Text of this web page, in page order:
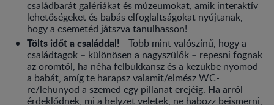
családbarát galériákat és múzeumokat, amik interaktív
lehetőségeket és babás elfoglaltságokat nyújtanak,
hogy a csemetéd játszva tanulhasson!
Tölts időt a családdal! - Több mint valószínű, hogy a
családtagok – különösen a nagyszülők – repesni fognak
az örömtől, ha néha felbukkansz és a kezükbe nyomod
a babát, amíg te harapsz valamit/elmész WC-
re/lehunyod a szemed egy pillanat erejéig. Ha arról
érdeklődnek, mi a helyzet veletek, ne habozz beismerni,